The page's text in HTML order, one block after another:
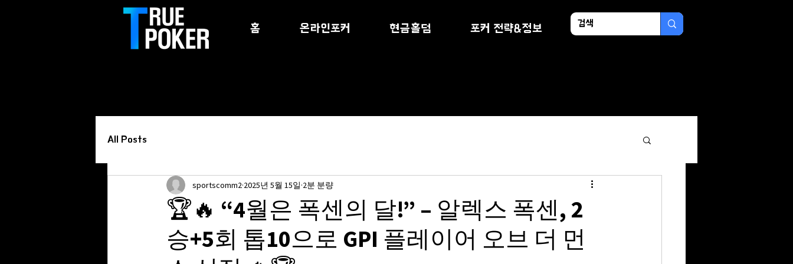
홈 온라인포커 현금홀덤 포커 전략&정보
All Posts
🏆🔥 “4월은 폭센의 달!” – 알렉스 폭센, 2
승+5회 톱10으로 GPI 플레이어 오브 더 먼
sportscomm2 2025년 5월 15일 2분 분량